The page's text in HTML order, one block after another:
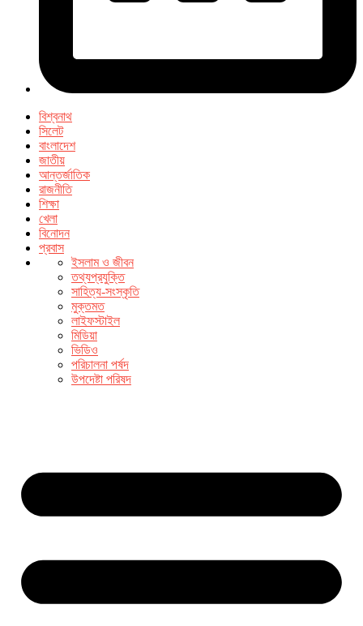
বিশ্বনাথ
সিলেট
বাংলাদেশ
জাতীয়
আন্তর্জাতিক
রাজনীতি
শিক্ষা
খেলা
বিনোদন
প্রবাস
ইসলাম ও জীবন
তথ্যপ্রযুক্তি
সাহিত্য-সংস্কৃতি
মুক্তমত
লাইফস্টাইল
মিডিয়া
ভিডিও
পরিচালনা পর্ষদ
উপদেষ্টা পরিষদ